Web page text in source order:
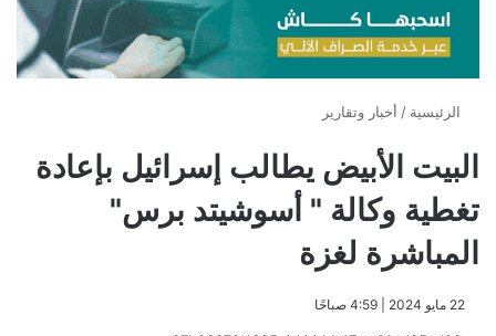
الرئيسية / أخبار وتقارير
البيت الأبيض يطالب إسرائيل بإعادة
تغطية وكالة " أسوشيتد برس"
المباشرة لغزة
​22 مايو 2024 | 4:59 صباحًا